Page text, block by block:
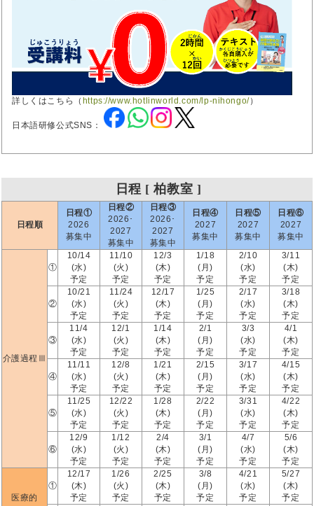
詳しくはこちら（ https://www.hotlinworld.com/lp-nihongo/）
日本語研修公式SNS：
日程 [ 柏教室 ]
日程順
日程①
2026
募集中
日程②
2026･
2027
募集中
日程③
2026･
2027
募集中
日程④
2027
募集中
日程⑤
2027
募集中
日程⑥
2027
募集中
介護過程Ⅲ
①
10/14
(水)
予定
11/10
(火)
予定
12/3
(木)
予定
1/18
(月)
予定
2/10
(水)
予定
3/11
(木)
予定
②
10/21
(水)
予定
11/24
(火)
予定
12/17
(木)
予定
1/25
(月)
予定
2/17
(水)
予定
3/18
(木)
予定
③
11/4
(水)
予定
12/1
(火)
予定
1/14
(木)
予定
2/1
(月)
予定
3/3
(水)
予定
4/1
(木)
予定
④
11/11
(水)
予定
12/8
(火)
予定
1/21
(木)
予定
2/15
(月)
予定
3/17
(水)
予定
4/15
(木)
予定
⑤
11/25
(水)
予定
12/22
(火)
予定
1/28
(木)
予定
2/22
(月)
予定
3/31
(水)
予定
4/22
(木)
予定
⑥
12/9
(水)
予定
1/12
(火)
予定
2/4
(木)
予定
3/1
(月)
予定
4/7
(水)
予定
5/6
(木)
予定
医療的
①
12/17
(木)
予定
1/26
(火)
予定
2/25
(木)
予定
3/8
(月)
予定
4/21
(水)
予定
5/27
(木)
予定